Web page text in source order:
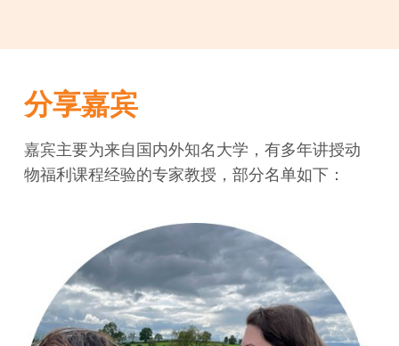
分享嘉宾
嘉宾主要为来自国内外知名大学，有多年讲授动
物福利课程经验的专家教授，部分名单如下：